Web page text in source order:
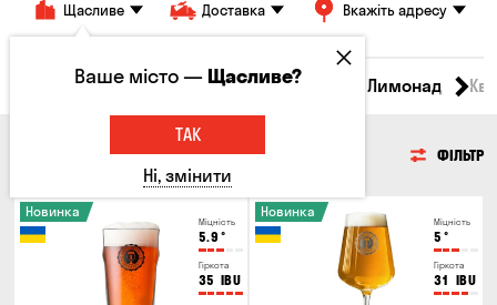
Щасливе Доставка Вкажіть адресу
Всі товари Пиво Сидр Лимонад
ФІЛЬТР
Міцність
5.9 °
Гіркота
35 IBU
Новинка
Міцність
5 °
Гіркота
31 IBU
Новинка
Ваше місто —Щасливе?
ТАК
Ні, змінити